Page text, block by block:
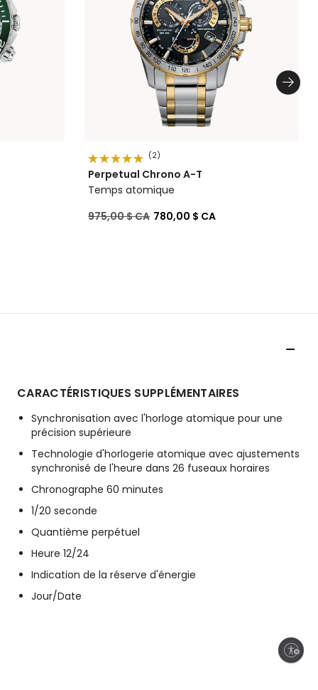
(2)
Perpetual Chrono A-T
Temps atomique
Prix réduit de
975,00 $ CAà780,00 $ CA
CARACTÉRISTIQUES SUPPLÉMENTAIRES
Synchronisation avec l'horloge atomique pour une
précision supérieure
Technologie d'horlogerie atomique avec ajustements
synchronisé de l'heure dans 26 fuseaux horaires
Chronographe 60 minutes
1/20 seconde
Quantième perpétuel
Heure 12/24
Indication de la réserve d'énergie
Jour/Date